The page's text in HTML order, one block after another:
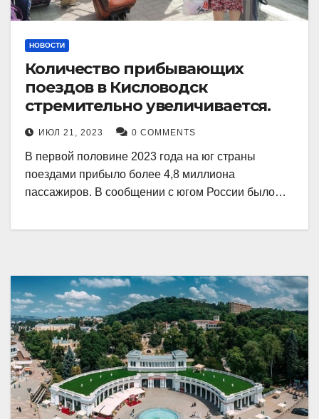
НОВОСТИ
Количество прибывающих
поездов в Кисловодск
стремительно увеличивается.
ИЮЛ 21, 2023 0 COMMENTS
В первой половине 2023 года на юг страны
поездами прибыло более 4,8 миллиона
пассажиров. В сообщении с югом России было…